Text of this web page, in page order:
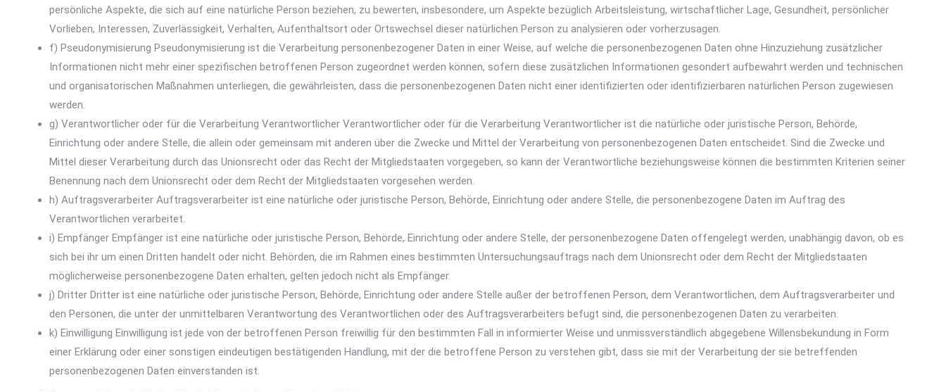
persönliche Aspekte, die sich auf eine natürliche Person beziehen, zu bewerten, insbesondere, um Aspekte bezüglich Arbeitsleistung, wirtschaftlicher Lage, Gesundheit, persönlicher
Vorlieben, Interessen, Zuverlässigkeit, Verhalten, Aufenthaltsort oder Ortswechsel dieser natürlichen Person zu analysieren oder vorherzusagen.
f) Pseudonymisierung Pseudonymisierung ist die Verarbeitung personenbezogener Daten in einer Weise, auf welche die personenbezogenen Daten ohne Hinzuziehung zusätzlicher
Informationen nicht mehr einer spezifischen betroffenen Person zugeordnet werden können, sofern diese zusätzlichen Informationen gesondert aufbewahrt werden und technischen
und organisatorischen Maßnahmen unterliegen, die gewährleisten, dass die personenbezogenen Daten nicht einer identifizierten oder identifizierbaren natürlichen Person zugewiesen
werden.
g) Verantwortlicher oder für die Verarbeitung Verantwortlicher Verantwortlicher oder für die Verarbeitung Verantwortlicher ist die natürliche oder juristische Person, Behörde,
Einrichtung oder andere Stelle, die allein oder gemeinsam mit anderen über die Zwecke und Mittel der Verarbeitung von personenbezogenen Daten entscheidet. Sind die Zwecke und
Mittel dieser Verarbeitung durch das Unionsrecht oder das Recht der Mitgliedstaaten vorgegeben, so kann der Verantwortliche beziehungsweise können die bestimmten Kriterien seiner
Benennung nach dem Unionsrecht oder dem Recht der Mitgliedstaaten vorgesehen werden.
h) Auftragsverarbeiter Auftragsverarbeiter ist eine natürliche oder juristische Person, Behörde, Einrichtung oder andere Stelle, die personenbezogene Daten im Auftrag des
Verantwortlichen verarbeitet.
i) Empfänger Empfänger ist eine natürliche oder juristische Person, Behörde, Einrichtung oder andere Stelle, der personenbezogene Daten offengelegt werden, unabhängig davon, ob es
sich bei ihr um einen Dritten handelt oder nicht. Behörden, die im Rahmen eines bestimmten Untersuchungsauftrags nach dem Unionsrecht oder dem Recht der Mitgliedstaaten
möglicherweise personenbezogene Daten erhalten, gelten jedoch nicht als Empfänger.
j) Dritter Dritter ist eine natürliche oder juristische Person, Behörde, Einrichtung oder andere Stelle außer der betroffenen Person, dem Verantwortlichen, dem Auftragsverarbeiter und
den Personen, die unter der unmittelbaren Verantwortung des Verantwortlichen oder des Auftragsverarbeiters befugt sind, die personenbezogenen Daten zu verarbeiten.
k) Einwilligung Einwilligung ist jede von der betroffenen Person freiwillig für den bestimmten Fall in informierter Weise und unmissverständlich abgegebene Willensbekundung in Form
einer Erklärung oder einer sonstigen eindeutigen bestätigenden Handlung, mit der die betroffene Person zu verstehen gibt, dass sie mit der Verarbeitung der sie betreffenden
personenbezogenen Daten einverstanden ist.